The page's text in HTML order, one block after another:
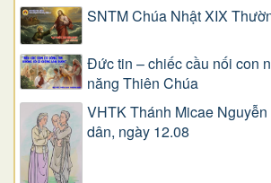
SNTM Chúa Nhật XIX
Đức tin – chiếc cầu nối con
năng Thiên Chúa
VHTK Thánh Micae
dân, ngày 12.08